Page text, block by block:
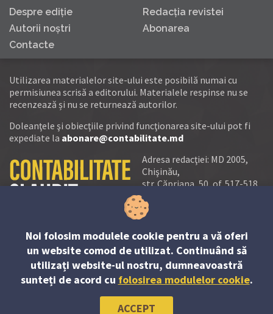
Despre ediţie
Redacţia revistei
Autorii noştri
Abonarea
Contacte
Utilizarea materialelor site-ului este posibilă numai cu
permisiunea scrisă a editorului. Materialele respinse nu se
recenzează și nu se returnează autorilor.
Doleanţele şi obiecţiile privind funcţionarea site-ului pot fi
expediate la abonare@contabilitate.md
Adresa redacţiei: MD 2005,
Chişinău,
str. Căpriana, 50, of. 517-518
tel.:
tel./fax:
e-mail:
abonare@contabilitate.md
newsletter:
contabilitate@
Noi folosim modulele cookie pentru a vă oferi
un website comod de utilizat. Continuând să
utilizați website-ul nostru, dumneavoastră
sunteți de acord cu folosirea modulelor cookie.
ACCEPT